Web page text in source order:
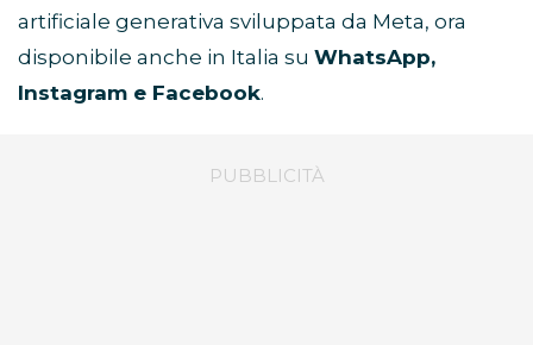
artificiale generativa sviluppata da Meta, ora
disponibile anche in Italia su WhatsApp,
Instagram e Facebook.